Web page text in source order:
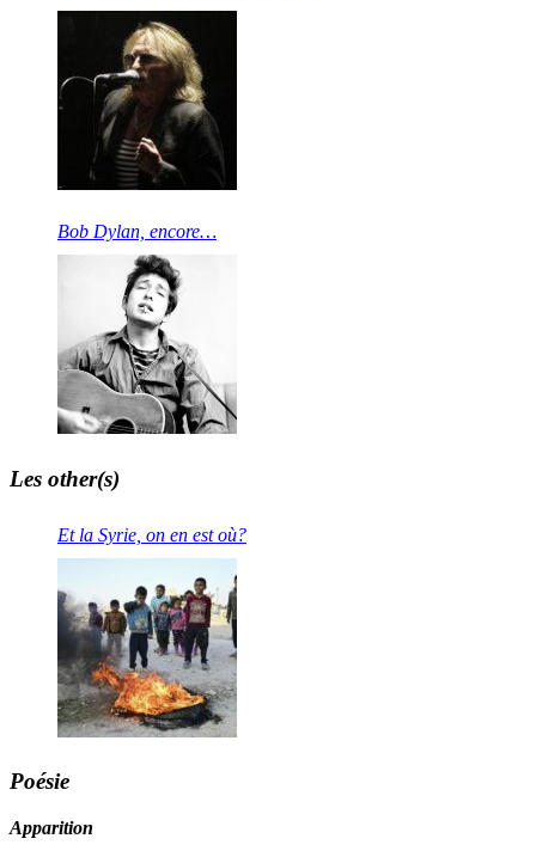
Bob Dylan, encore…
Les other(s)
Et la Syrie, on en est où?
Poésie
Apparition